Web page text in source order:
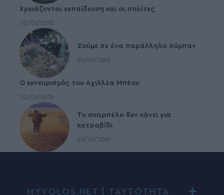
Χρειάζονται εκπαίδευση και οι πολίτες
02/01/2015
Ζούμε σε ένα παράλληλο σύμπαν
02/01/2015
Ο εκνευρισμός του Αχιλλέα Μπέου
02/01/2015
To σκαρπέλο δεν κάνει για
κατσαβίδι
03/01/2015
MYVOLOS.NET | ΤΑΥΤΟΤΗΤΑ